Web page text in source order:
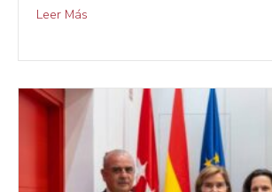
Leer Más